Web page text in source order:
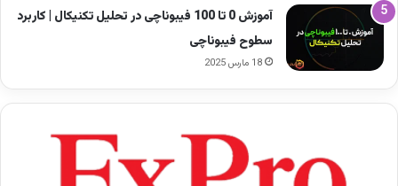
کنید، بدون آنکه وارد پیچیدگی‌های وام‌های سنتی
شوید یا مجبور به فروش رمزارز خود باشید.
در عمل، مراحل دریافت وام با وثیقه بیت کوین به این
شکل پیش می‌رود:
• ثبت درخواست دریافت وام و تعیین مبلغ موردنیاز
• انتخاب مدت بازپرداخت متناسب با توان مالی
آموزش 0 تا 100 فیبوناچی در تحلیل تکنیکال | کاربرد
سطوح فیبوناچی
18 مارس 2025